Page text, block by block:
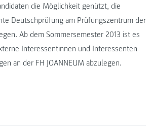
die Möglichkeit genützt, die
Deutschprüfung am Prüfungszentrum der
Ab dem Sommersemester 2013 ist es
Interessentinnen und Interessenten
an der FH JOANNEUM abzulegen.